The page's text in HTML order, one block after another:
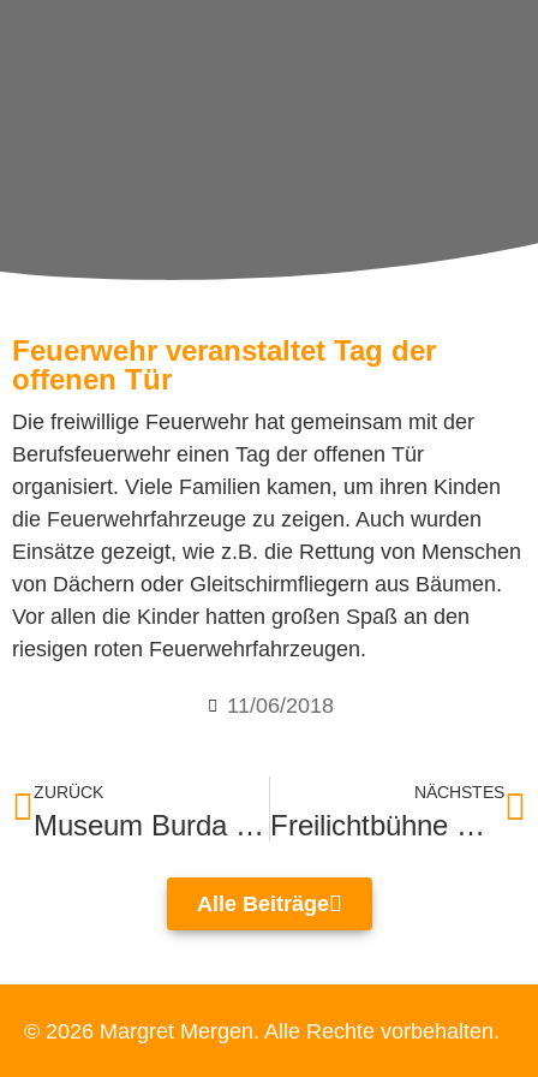
Feuerwehr veranstaltet Tag der
offenen Tür
Die freiwillige Feuerwehr hat gemeinsam mit der
Berufsfeuerwehr einen Tag der offenen Tür
organisiert. Viele Familien kamen, um ihren Kinden
die Feuerwehrfahrzeuge zu zeigen. Auch wurden
Einsätze gezeigt, wie z.B. die Rettung von Menschen
von Dächern oder Gleitschirmfliegern aus Bäumen.
Vor allen die Kinder hatten großen Spaß an den
riesigen roten Feuerwehrfahrzeugen.
11/06/2018
ZURÜCK
Museum Burda zeigt James Turrell
NÄCHSTES
Freilichtbühne Ötigheim zeigt den Vogelhändler
Alle Beiträge
© 2026 Margret Mergen. Alle Rechte vorbehalten.